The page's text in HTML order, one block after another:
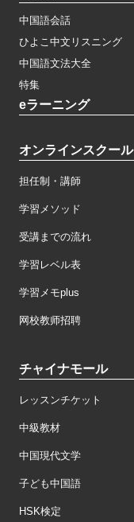
中国語会話
ひよこ中文リスニング
中国語文法大全
特集
eラーニング
オンラインスクール
担任制・講師
学習メソッド
受講までの流れ
学習レベル表
学習メモplus
网校教师招聘
チャイナモール
レッスンチケット
中級教材
中国現代文学
子ども中国語
HSK検定